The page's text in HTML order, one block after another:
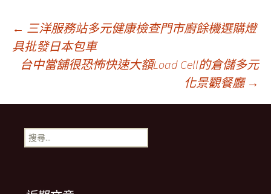
文
章
導
覽
← 三洋服務站多元健康檢查門市廚餘機選購燈
具批發日本包車
台中當舖很恐怖快速大額Load Cell的倉儲多元
化景觀餐廳 →
搜
尋